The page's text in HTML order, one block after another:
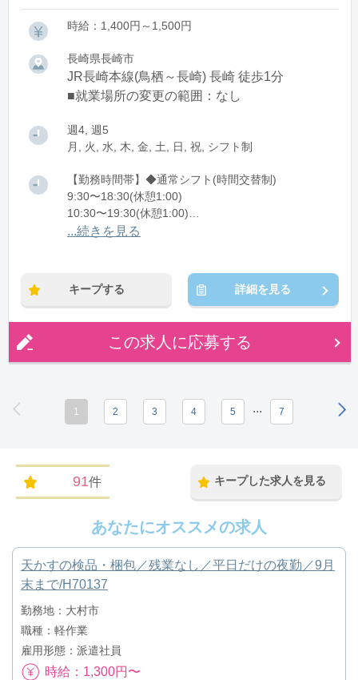
時給：1,400円～1,500円
長崎県長崎市
JR長崎本線(鳥栖～長崎) 長崎 徒歩1分
■就業場所の変更の範囲：なし
週4, 週5
月, 火, 水, 木, 金, 土, 日, 祝, シフト制
【勤務時間帯】◆通常シフト(時間交替制)
9:30〜18:30(休憩1:00)
10:30〜19:30(休憩1:00)
11:30〜20:30(休憩1:00)
...続きを見る
キープする 詳細を見る
この求人に応募する
1 2 3 4 5 ... 7
91件 キープした求人を見る
あなたにオススメの求人
天かすの検品・梱包／残業なし／平日だけの夜勤／9月
末まで/H70137
勤務地：大村市
職種：軽作業
雇用形態：派遣社員
時給：1,300円〜